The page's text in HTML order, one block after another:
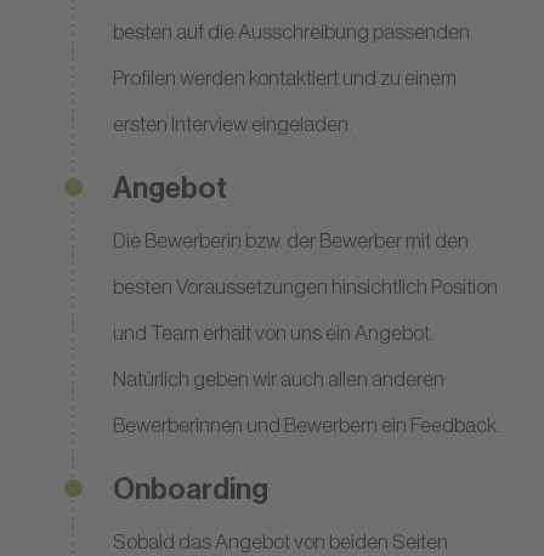
besten auf die Ausschreibung passenden
Profilen werden kontaktiert und zu einem
ersten Interview eingeladen.
Angebot
Die Bewerberin bzw. der Bewerber mit den
besten Voraussetzungen hinsichtlich Position
und Team erhält von uns ein Angebot.
Natürlich geben wir auch allen anderen
Bewerberinnen und Bewerbern ein Feedback.
Onboarding
Sobald das Angebot von beiden Seiten